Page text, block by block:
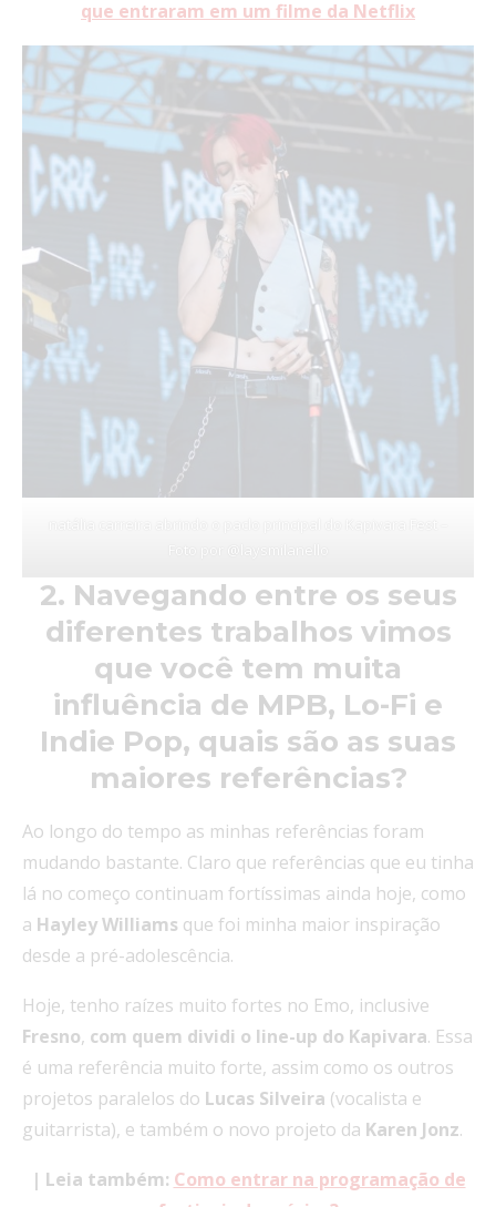
que entraram em um filme da Netflix
2. Navegando entre os seus
diferentes trabalhos vimos
que você tem muita
influência de MPB, Lo-Fi e
Indie Pop, quais são as suas
maiores referências?
Ao longo do tempo as minhas referências foram
mudando bastante. Claro que referências que eu tinha
lá no começo continuam fortíssimas ainda hoje, como
a HayleyWilliams que foi minha maior inspiração
desde a pré-adolescência.
Hoje, tenho raízes muito fortes no Emo, inclusive
Fresno, com quem dividi o line-up do Kapivara. Essa
é uma referência muito forte, assim como os outros
projetos paralelos do Lucas Silveira (vocalista e
guitarrista), e também o novo projeto da Karen Jonz.
| Leia também: Como entrar na programação de